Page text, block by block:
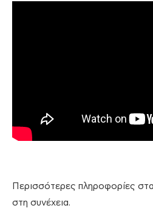
Περισσότερες πληροφορίες
στη συνέχεια.